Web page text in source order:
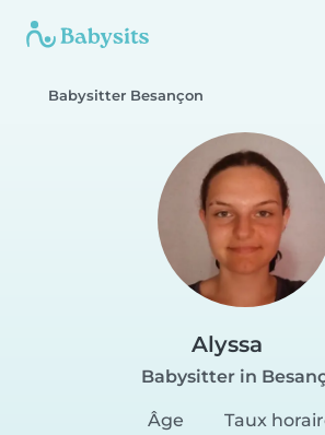
Babysitter Besançon
Alyssa
Babysitter in
Âge
Taux